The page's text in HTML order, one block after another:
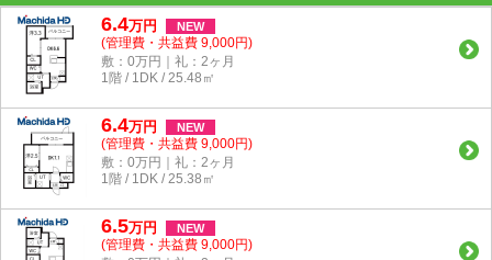
6.4万円 NEW
(管理費・共益費 9,000円)
敷：0万円｜礼：2ヶ月
1階 / 1DK / 25.48㎡
6.4万円 NEW
(管理費・共益費 9,000円)
敷：0万円｜礼：2ヶ月
1階 / 1DK / 25.38㎡
6.5万円 NEW
(管理費・共益費 9,000円)